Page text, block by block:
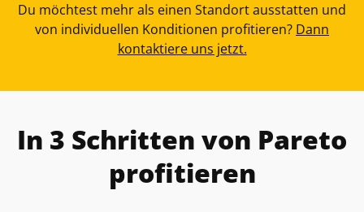
Du möchtest mehr als einen Standort ausstatten und
von individuellen Konditionen profitieren? Dann
kontaktiere uns jetzt.
In 3 Schritten von Pareto
profitieren